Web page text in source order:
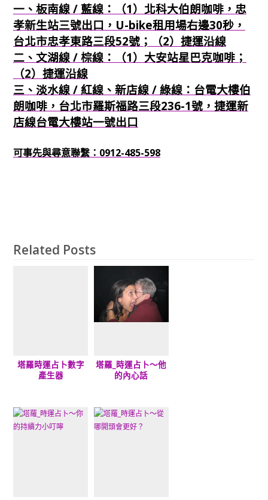
一、板南線 / 藍線：（1）北科大伯朗咖啡，忠
孝新生站三號出口，U-bike租用場右邊30秒，
台北市忠孝東路三段52號；（2）捷運沿線
二、文湖線 / 棕線：（1）大安站星巴克咖啡；
（2）捷運沿線
三、淡水線 / 紅線、新店線 / 綠線：台電大樓伯
朗咖啡，台北市羅斯福路三段236-1號，捷運新
店線台電大樓站一號出口
可事先與尋意聯繫：0912-485-598
Related Posts
塔羅時運占卜數字
產生器
塔羅_時運占卜～他
的內心話